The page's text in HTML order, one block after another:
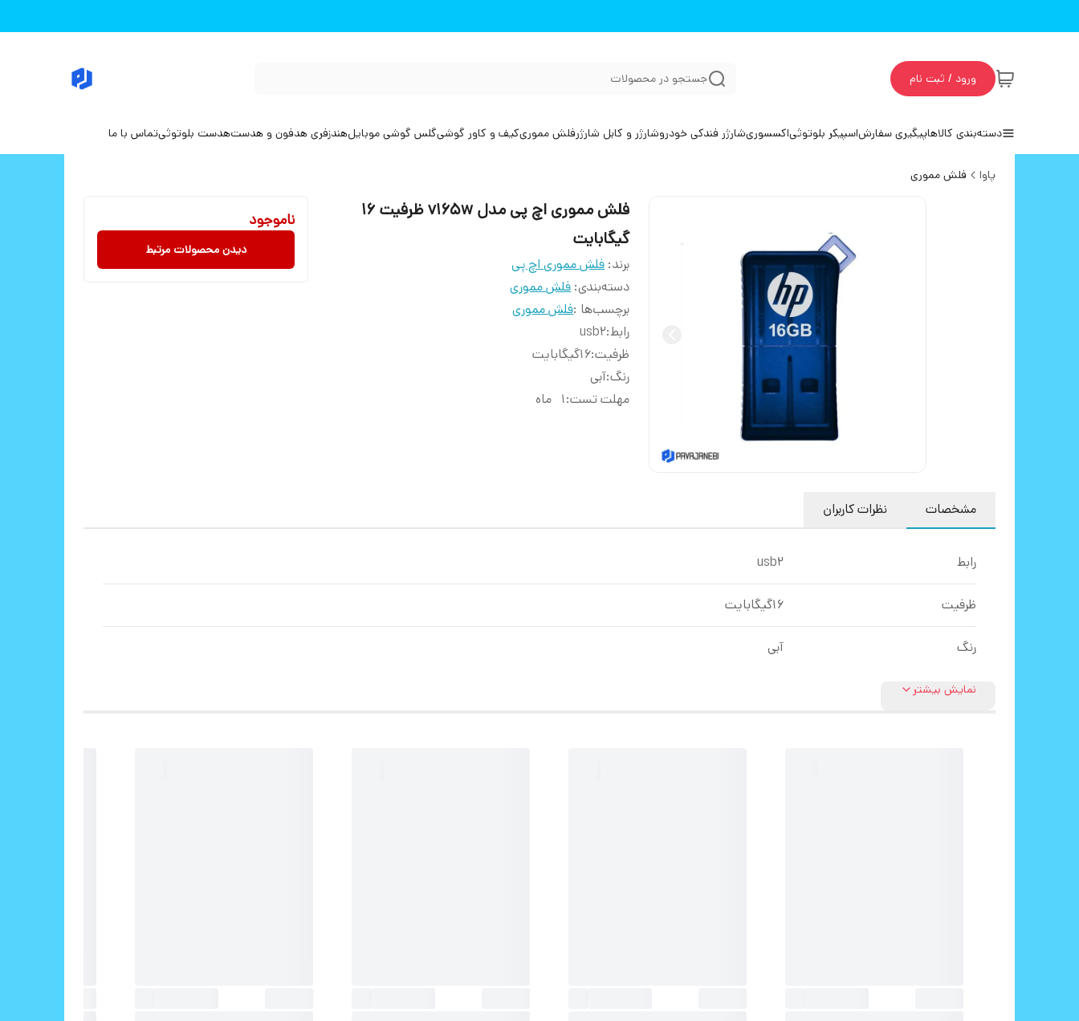
ورود / ثبت نام جستجو در محصولات
دسته‌بندی کالاهاپیگیری سفارشاسپیکر بلوتوثیاکسسوریشارژر فندکی خودروشارژر و کابل شارژرفلش مموریکیف و کاور گوشیگلس گوشی موبایلهندزفری هدفون و هدستهدست بلوتوثیتماس با ما
پاوا فلش مموری
فلش مموری اچ پی مدل v165w ظرفیت 16
گیگابایت
برند: فلش مموری اچ پی
دسته‌بندی:فلش مموری
برچسب‌ها :فلش مموری
رابط:
usb2
ظرفیت:16گیگابایت
رنگ:آبی
مهلت تست:1 ماه
ناموجود
دیدن محصولات مرتبط
مشخصات نظرات کاربران
رابط usb2
ظرفیت 16گیگابایت
رنگ آبی
نمایش بیشتر